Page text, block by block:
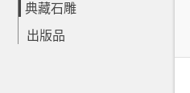
典藏石雕
出版品